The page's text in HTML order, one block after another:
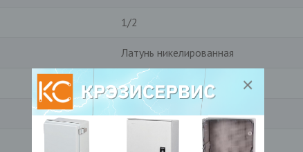
1/2
Латунь никелированная
+60
3/8